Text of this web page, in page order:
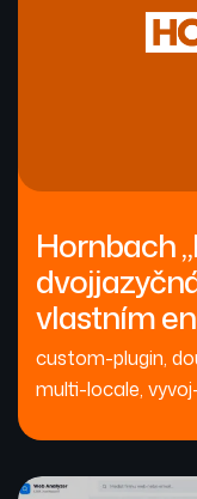
Hornbach
vlastním
custom-plugin,
multi-locale,